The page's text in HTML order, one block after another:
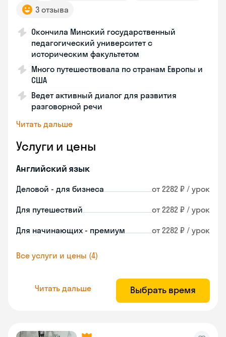
3 отзыва
Окончила Минский государственный
педагогический университет с
историческим факультетом
Много путешествовала по странам Европы и
США
Ведет активный диалог для развития
разговорной речи
Читать дальше
Услуги и цены
Английский язык
Деловой - для бизнеса от 2282 ₽ / урок
Для путешествий от 2282 ₽ / урок
Для начинающих - премиум от 2282 ₽ / урок
Все услуги и цены (4)
Читать дальше Выбрать время